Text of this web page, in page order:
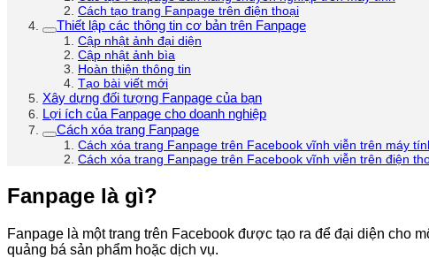
Cách tạo trang Fanpage trên điện thoại
Thiết lập các thông tin cơ bản trên Fanpage
Cập nhật ảnh đại diện
Cập nhật ảnh bìa
Hoàn thiện thông tin
Tạo bài viết mới
Xây dựng đối tượng Fanpage của bạn
Lợi ích của Fanpage cho doanh nghiệp
Cách xóa trang Fanpage
Cách xóa trang Fanpage trên Facebook vĩnh viễn trên máy
Cách xóa trang Fanpage trên Facebook vĩnh viễn trên điện
Fanpage là gì?
Fanpage là một trang trên Facebook được tạo ra để đại diện cho
quảng bá sản phẩm hoặc dịch vụ.